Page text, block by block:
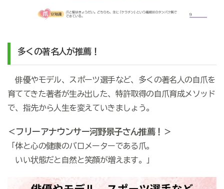
多くの著名人が推薦！
俳優やモデル、スポーツ選手など、多くの著名人の自爪を
育ててきた著者が生み出した、特許取得の自爪育成メソッド
で、指先から人生を変えていきましょう。
＜フリーアナウンサー河野景子さん推薦！＞
「体と心の健康のバロメーターである爪。
いい状態だと自然と笑顔が増えます。」